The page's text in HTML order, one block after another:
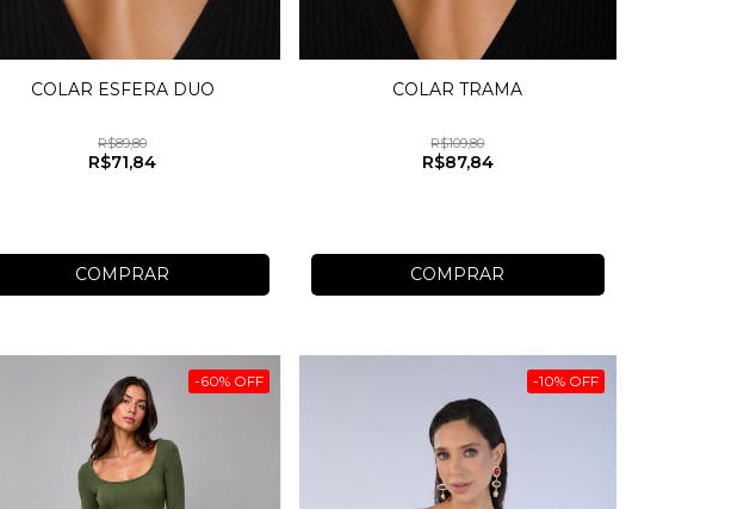
COLAR ESFERA DUO
R$89,80
R$71,84
COMPRAR
COLAR TRAMA
R$109,80
R$87,84
COMPRAR
-60% OFF -10% OFF